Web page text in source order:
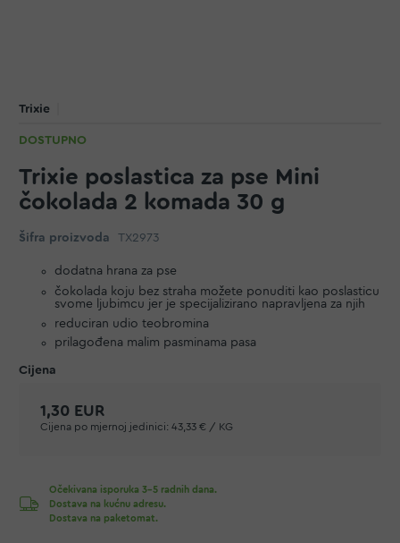
Trixie
DOSTUPNO
Trixie poslastica za pse Mini
čokolada 2 komada 30 g
Šifra proizvoda TX2973
dodatna hrana za pse
čokolada koju bez straha možete ponuditi kao poslasticu
svome ljubimcu jer je specijalizirano napravljena za njih
reduciran udio teobromina
prilagođena malim pasminama pasa
1,30 EUR
Cijena po mjernoj jedinici: 43,33 € / KG
Očekivana isporuka 3-5 radnih dana.
Dostava na kućnu adresu.
Dostava na paketomat.